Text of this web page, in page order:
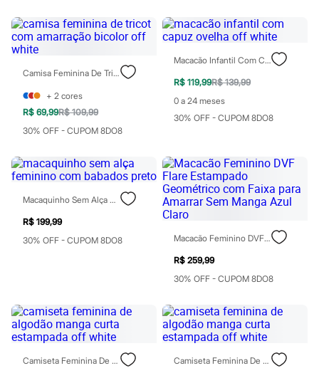
Relógios
Calçados
Botas
Chinelos
Sapatos
Sandálias e Papetes
Tênis
Moda esportiva
Acessórios
Bermudas
Calças
Calçados
Regatas
Moda íntima
Cuecas
Meias
Pijamas
Moda praia
Camisas
Casacos e Jaquetas
Jeans
Shorts e Bermudas
Camisa Feminina De Tricot Com Amarração Bicolor Off White
+ 2 cores
R$ 69,99R$ 109,99
30% OFF - CUPOM 8DO8
Macacão Infantil Com Capuz Ovelha Off White
R$ 119,99R$ 139,99
0 a 24 meses
30% OFF - CUPOM 8DO8
Macaquinho Sem Alça Feminino Com Babados Preto
R$ 199,99
30% OFF - CUPOM 8DO8
Macacão Feminino DVF Flare Estampado Geométrico Com Faixa Para Amarrar Sem Manga Azul Claro
R$ 259,99
30% OFF - CUPOM 8DO8
Camiseta Feminina De Algodão Manga Curta Estampada Off White Camiseta Feminina De Algodão Manga Curta Estampada Off White